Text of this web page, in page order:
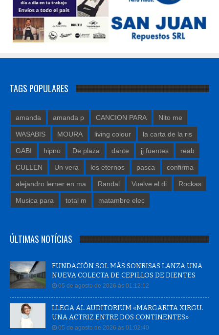
TAGS POPULARES
amanda amanda p CANCION PARA Nito me
WASABIS MOURA living colour la carta de la ris
GABI hipno De plaza dante jj fuentes reab
CULLEN Un vera los eternos pasca confirma
alejandro lerner en ma Randal Vuelve el di Rockas
Musica para total m matambre elec
ÚLTIMAS NOTÍCIAS
FUNDACIÓN SOL MÁS SONRISAS LANZA UNA
NUEVA COLECTA DE CEPILLOS DE DIENTES
05 de agosto de 2026 às 01:12:12
LLEGA AL AUDITORIUM «MARGARITA XIRGU.
UNA ACTRIZ ENTRE DOS CONTINENTES»
05 de agosto de 2026 às 01:02:40